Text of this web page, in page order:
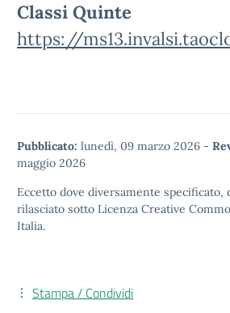
Classi Quinte
https://
Pubblicato: lunedì, 09 marzo 2026 -
maggio 2026
Eccetto dove diversamente specificato,
rilasciato sotto Licenza Creative
Italia.
Stampa / Condividi